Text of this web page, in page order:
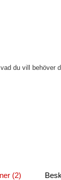
du vill behöver
(2)